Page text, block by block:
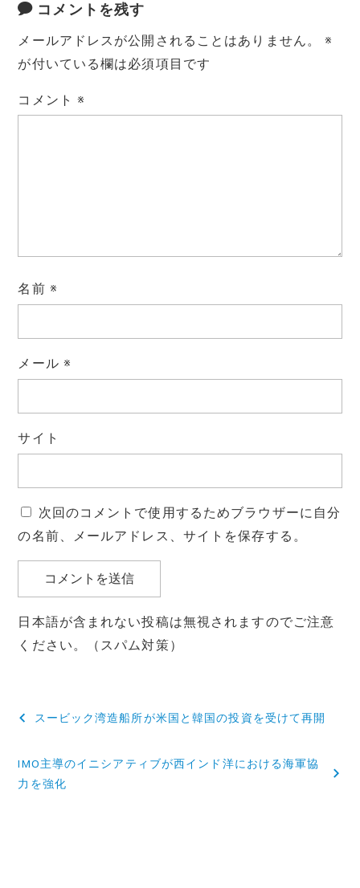
コメントを残す
メールアドレスが公開されることはありません。
※
が付いている欄は必須項目です
コメント※
名前 ※
メール ※
サイト
次回のコメントで使用するためブラウザーに自分
の名前、メールアドレス、サイトを保存する。
日本語が含まれない投稿は無視されますのでご注意
ください。（スパム対策）
投
ナ
スービック湾造船所が米国と韓国の投資を受けて再開
IMO主導のイニシアティブが西インド洋における海軍協
力を強化